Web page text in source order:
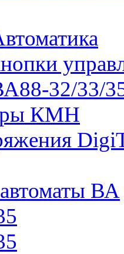
32/33/
КМН
ВА